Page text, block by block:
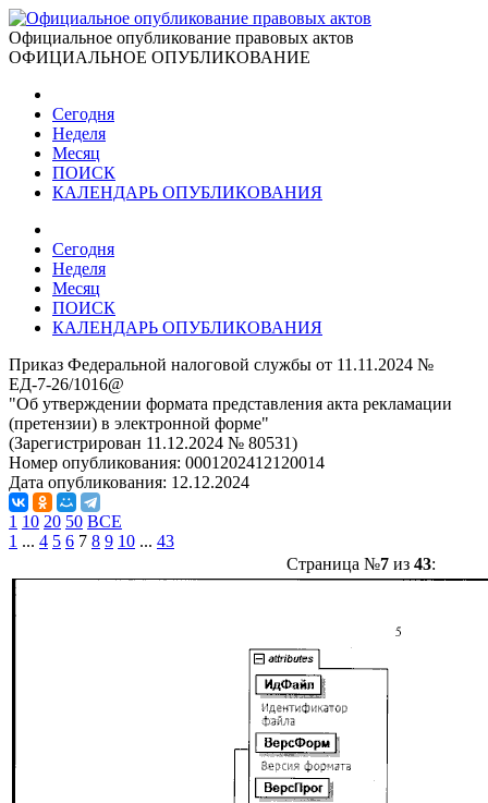
Официальное опубликование правовых актов
ОФИЦИАЛЬНОЕ ОПУБЛИКОВАНИЕ
Сегодня
Неделя
Месяц
ПОИСК
КАЛЕНДАРЬ ОПУБЛИКОВАНИЯ
Сегодня
Неделя
Месяц
ПОИСК
КАЛЕНДАРЬ ОПУБЛИКОВАНИЯ
Приказ Федеральной налоговой службы от 11.11.2024 №
ЕД-7-26/1016@
"Об утверждении формата представления акта рекламации
(претензии) в электронной форме"
(Зарегистрирован 11.12.2024 № 80531)
Номер опубликования: 0001202412120014
Дата опубликования: 12.12.2024
1 10 20 50 ВСЕ
1 ... 4 5 6 7 8 9 10 ... 43
Страница №7из 43: